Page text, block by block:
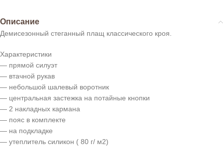
Описание
Демисезонный стеганный плащ классического кроя.
Характеристики
— прямой силуэт
— втачной рукав
— небольшой шалевый воротник
— центральная застежка на потайные кнопки
— 2 накладных кармана
— пояс в комплекте
— на подкладке
— утеплитель силикон ( 80 г/ м2)